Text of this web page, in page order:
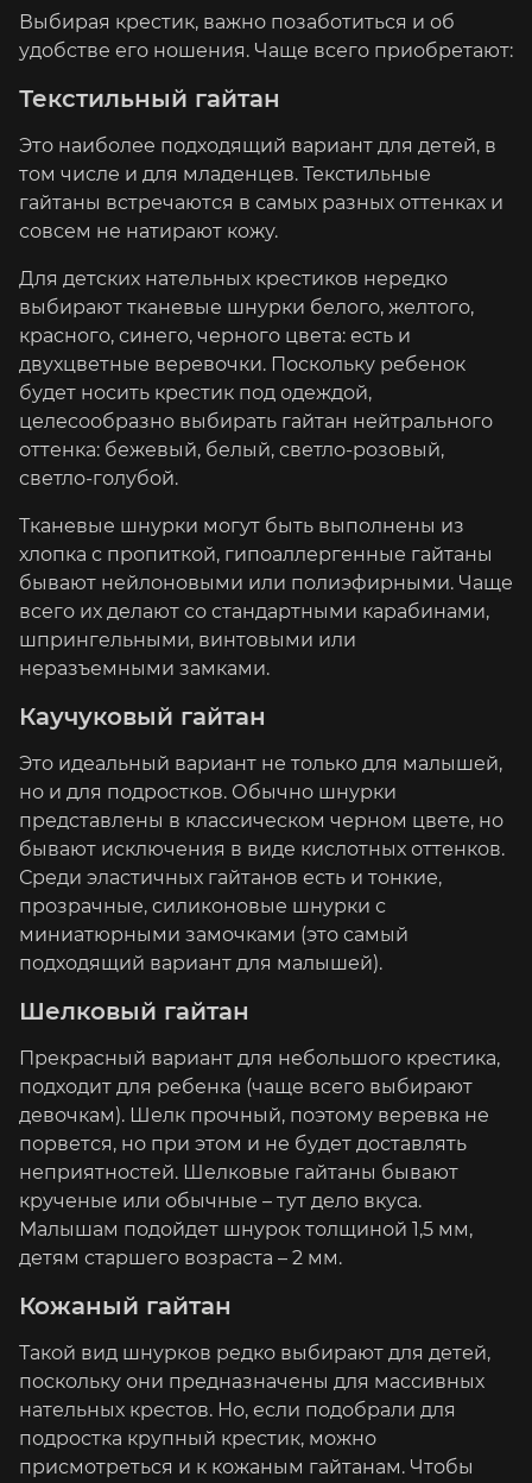
Выбирая крестик, важно позаботиться и об
удобстве его ношения. Чаще всего приобретают:
Текстильный гайтан
Это наиболее подходящий вариант для детей, в
том числе и для младенцев. Текстильные
гайтаны встречаются в самых разных оттенках и
совсем не натирают кожу.
Для детских нательных крестиков нередко
выбирают тканевые шнурки белого, желтого,
красного, синего, черного цвета: есть и
двухцветные веревочки. Поскольку ребенок
будет носить крестик под одеждой,
целесообразно выбирать гайтан нейтрального
оттенка: бежевый, белый, светло-розовый,
светло-голубой.
Тканевые шнурки могут быть выполнены из
хлопка с пропиткой, гипоаллергенные гайтаны
бывают нейлоновыми или полиэфирными. Чаще
всего их делают со стандартными карабинами,
шпрингельными, винтовыми или
неразъемными замками.
Каучуковый гайтан
Это идеальный вариант не только для малышей,
но и для подростков. Обычно шнурки
представлены в классическом черном цвете, но
бывают исключения в виде кислотных оттенков.
Среди эластичных гайтанов есть и тонкие,
прозрачные, силиконовые шнурки с
миниатюрными замочками (это самый
подходящий вариант для малышей).
Шелковый гайтан
Прекрасный вариант для небольшого крестика,
подходит для ребенка (чаще всего выбирают
девочкам). Шелк прочный, поэтому веревка не
порвется, но при этом и не будет доставлять
неприятностей. Шелковые гайтаны бывают
крученые или обычные – тут дело вкуса.
Малышам подойдет шнурок толщиной 1,5 мм,
детям старшего возраста – 2 мм.
Кожаный гайтан
Такой вид шнурков редко выбирают для детей,
поскольку они предназначены для массивных
нательных крестов. Но, если подобрали для
подростка крупный крестик, можно
присмотреться и к кожаным гайтанам. Чтобы